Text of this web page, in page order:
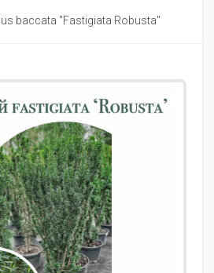
baccata "Fastigiata Robusta"